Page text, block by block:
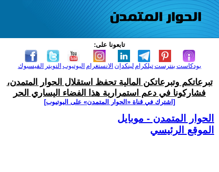
تابعونا على:
الفيسبوك التويتر اليوتيوب الانستغرام لينكدإن تيلكرامبنترست بودكاست
تبرعاتكم وتبرعاتكن المالية تحفظ استقلال الحوار المتمدن،
فشاركونا في دعم استمرارية هذا الفضاء اليساري الحر
[اشترك في قناة ‫«الحوار المتمدن» على اليوتيوب]
الحوار المتمدن - موبايل
الموقع الرئيسي